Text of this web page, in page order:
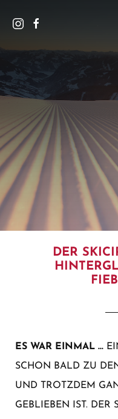
DER
ES WAR EINMAL …
SCHON BALD ZU
ND TROTZDEM
EBLIEBEN IST. DER
DE
HOME
DAS HAUS
PICS
APPARTEMENTS
SAALBACH
KONTAKT UND